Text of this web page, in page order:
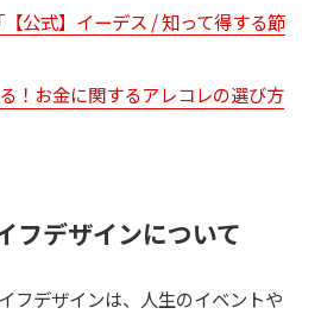
公式】イーデス / 知って得する節
！お金に関するアレコレの選び方
フデザインについて
フデザインは、人生のイベントや